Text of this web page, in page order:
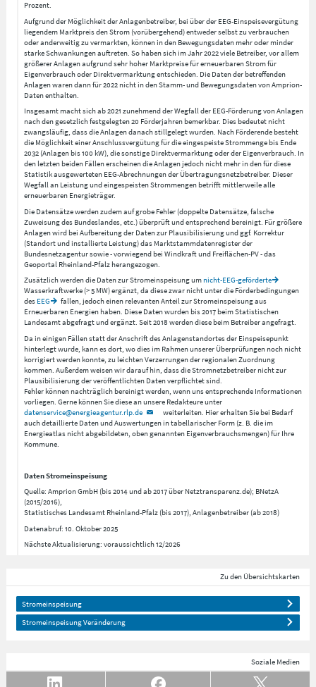
Prozent.
Aufgrund der Möglichkeit der Anlagenbetreiber, bei über der EEG-Einspeisevergütung
liegendem Marktpreis den Strom (vorübergehend) entweder selbst zu verbrauchen
oder anderweitig zu vermarkten, können in den Bewegungsdaten mehr oder minder
starke Schwankungen auftreten. So haben sich im Jahr 2022 viele Betreiber, vor allem
größerer Anlagen aufgrund sehr hoher Marktpreise für erneuerbaren Strom für
Eigenverbrauch oder Direktvermarktung entschieden. Die Daten der betreffenden
Anlagen waren dann für 2022 nicht in den Stamm- und Bewegungsdaten von Amprion-
Daten enthalten.
Insgesamt macht sich ab 2021 zunehmend der Wegfall der EEG-Förderung von Anlagen
nach den gesetzlich festgelegten 20 Förderjahren bemerkbar. Dies bedeutet nicht
zwangsläufig, dass die Anlagen danach stillgelegt wurden. Nach Förderende besteht
die Möglichkeit einer Anschlussvergütung für die eingespeiste Strommenge bis Ende
2032 (Anlagen bis 100 kW), die sonstige Direktvermarktung oder der Eigenverbrauch. In
den letzten beiden Fällen erscheinen die Anlagen jedoch nicht mehr in den für diese
Statistik ausgewerteten EEG-Abrechnungen der Übertragungsnetzbetreiber. Dieser
Wegfall an Leistung und eingespeisten Strommengen betrifft mittlerweile alle
erneuerbaren Energieträger.
Die Datensätze werden zudem auf grobe Fehler (doppelte Datensätze, falsche
Zuweisung des Bundeslandes, etc.) überprüft und entsprechend bereinigt. Für größere
Anlagen wird bei Aufbereitung der Daten zur Plausibilisierung und ggf. Korrektur
(Standort und installierte Leistung) das Marktstammdatenregister der
Bundesnetzagentur sowie - vorwiegend bei Windkraft und Freiflächen-PV - das
Geoportal Rheinland-Pfalz herangezogen.
Zusätzlich werden die Daten zur Stromeinspeisung umnicht-EEG-geförderte
Wasserkraftwerke (> 5 MW) ergänzt, da diese zwar nicht unter die Förderbedingungen
des EEG
fallen, jedoch einen relevanten Anteil zur Stromeinspeisung aus
Erneuerbaren Energien haben. Diese Daten wurden bis 2017 beim Statistischen
Landesamt abgefragt und ergänzt. Seit 2018 werden diese beim Betreiber angefragt.
Da in einigen Fällen statt der Anschrift des Anlagenstandortes der Einspeisepunkt
hinterlegt wurde, kann es dort, wo dies im Rahmen unserer Überprüfungen noch nicht
korrigiert werden konnte, zu leichten Verzerrungen der regionalen Zuordnung
kommen. Außerdem weisen wir darauf hin, dass die Stromnetzbetreiber nicht zur
Plausibilisierung der veröffentlichten Daten verpflichtet sind.
Fehler können nachträglich bereinigt werden, wenn uns entsprechende Informationen
vorliegen. Gerne können Sie diese an unsere Redakteure unter
datenservice@energieagentur.rlp.de
weiterleiten. Hier erhalten Sie bei Bedarf
auch detaillierte Daten und Auswertungen in tabellarischer Form (z. B. die im
Energieatlas nicht abgebildeten, oben genannten Eigenverbrauchsmengen) für Ihre
Kommune.
Daten Stromeinspeisung
Quelle: Amprion GmbH (bis 2014 und ab 2017 über Netztransparenz.de); BNetzA
(2015/2016),
Statistisches Landesamt Rheinland-Pfalz (bis 2017), Anlagenbetreiber (ab 2018)
Datenabruf: 10. Oktober 2025
Nächste Aktualisierung: voraussichtlich 12/2026
Zu den Übersichtskarten
Stromeinspeisung
Stromeinspeisung Veränderung
Soziale Medien